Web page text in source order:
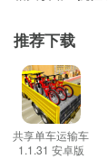
推荐下载
共享单车运输车
1.1.31 安卓版